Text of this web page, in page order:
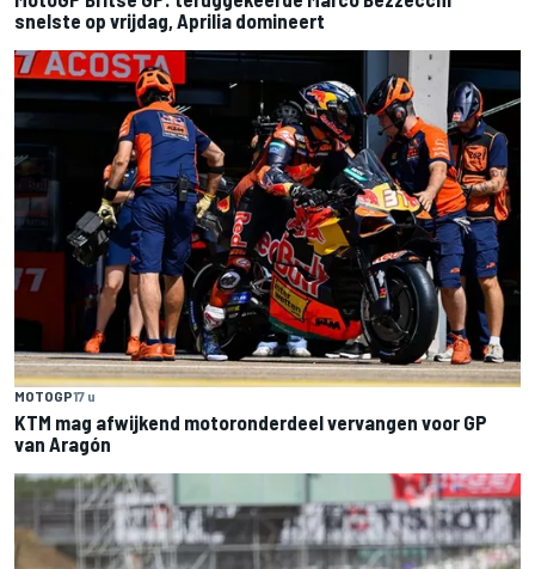
snelste op vrijdag, Aprilia domineert
MOTOGP17 u
KTM mag afwijkend motoronderdeel vervangen voor GP
van Aragón